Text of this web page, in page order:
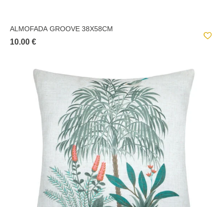
ALMOFADA GROOVE 38X58CM
10.00 €